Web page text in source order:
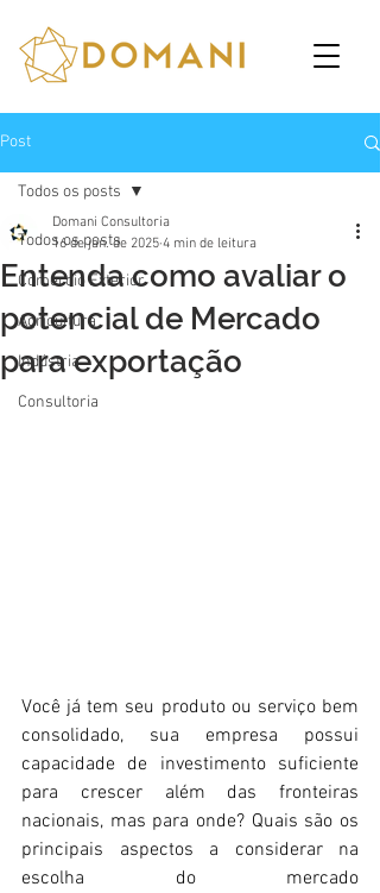
Post
Todos os posts
Comércio Exterior
Agricultura
Indústria
Consultoria
Todos os posts
Entenda como avaliar o
potencial de Mercado
para exportação
Domani Consultoria
16 de jan. de 2025 4 min de leitura
Você já tem seu produto ou serviço bem
consolidado, sua empresa possui
capacidade de investimento suficiente
para crescer além das fronteiras
nacionais, mas para onde? Quais são os
principais aspectos a considerar na
escolha do mercado